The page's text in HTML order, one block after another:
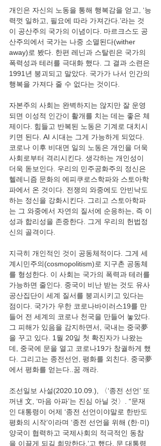
개인은 자신의 노동을 통해 행복감을 얻고, ‘능
력껏 일하고, 필요에 따라 가져간다.’라는 것
이 공산주의 국가의 이념이다. 마르크스도 공
산주의에서 국가는 나중 소멸된다(wither
away)로 봤다. 한편 레닌과 스탈린은 국가의
폭력성과 테러를 극대화 했다. 그 결과 소련은
1991년 붕괴되고 말았다. 국가가 나서 인간의
자본주의 사회는 완벽하지는 않지만 잘 운영
되면 이성적 인간이 활개를 치는 데는 좋은 체
제이다. 힘들고 반복된 노동은 기계로 대치시
키면 된다. AI 시대는 그게 가능하게 되었다.
코로나 이후 비대면 일의 노동은 개인을 더욱
사회로부터 격리시킨다. 생각하는 개인성이
더욱 돋보인다. 우리의 민주공화주의 정신은
헬레니즘 문화의 에피쿠로스학파와 스토아학
파에서 온 것이다. 전쟁의 와중에도 안빈낙도
하는 정신을 강화시킨다. 그리고 스토아학파
는 그 와중에서 자연의 질서에 순응하는, 즉 이
성과 합리성을 존중한다. 그게 우리의 헌법정
지극히 개인적인 것이 공동체적이다. 그게 세
계시민주의(cosmopolitism)로 지구촌 공동체
를 형성한다. 이 사회는 국가의 폭력과 테러를
가능하면 줄인다. 중국이 비난 받는 것도 유사
공산집단이 세계 질서를 붕괴시키고 있다는
점이다. 국가가 우한 코로나바이러스19를 만
들어 전 세계의 코로나 천국을 만들어 놓았다.
그 피해가 있음을 감지하면서, 국내는 중국夢
을 꾸고 있다. 1월 20일 첫 확진자가 나왔는
데, 중국에 문을 열고 코로나19가 창궐하게 했
다. 그리고는 종전선언, 평화를 외친다. 중국夢
조선일보 사설(2020.10.09.), 〈‘종전 선언’ 또
꺼낸 文, ‘마음 아파’는 진심 아닐 것〉. “문재
인 대통령이 어제 ‘종전 선언이야말로 한반도
평화의 시작’이라며 ‘종전 선언을 위해 (한·미)
양국이 협력하고 국제사회의 적극적인 동참
을 이끌게 되길 희망한다.’고 했다. 문 대통령